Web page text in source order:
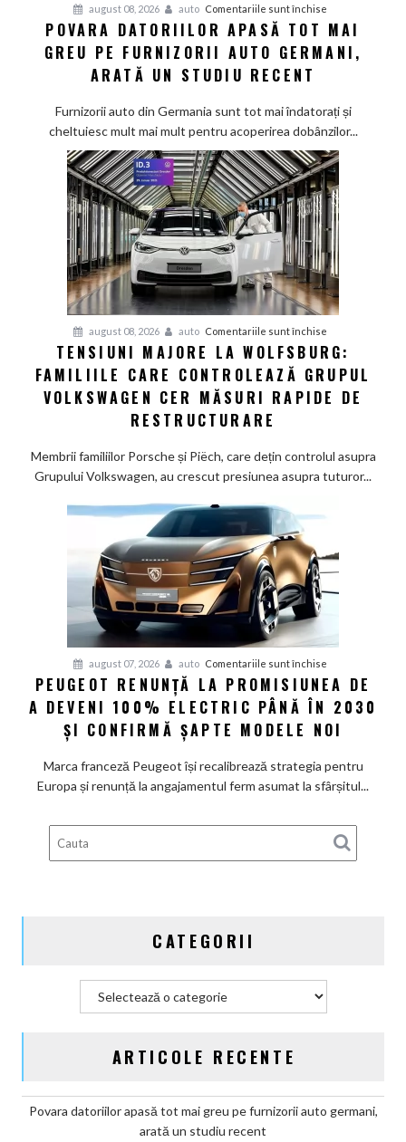
august 08, 2026 auto Comentariile sunt închise
Povara
datoriilor
mai
greu
furnizorii
auto
germani,
arată
un
studiu
recent
POVARA DATORIILOR APASĂ TOT MAI
GREU PE FURNIZORII AUTO GERMANI,
ARATĂ UN STUDIU RECENT
Furnizorii auto din Germania sunt tot mai îndatorați și
cheltuiesc mult mai mult pentru acoperirea dobânzilor...
august 08, 2026 auto Comentariile sunt închise
Tensiuni
majore
la
care
măsuri
rapide
de
TENSIUNI MAJORE LA WOLFSBURG:
FAMILIILE CARE CONTROLEAZĂ GRUPUL
VOLKSWAGEN CER MĂSURI RAPIDE DE
RESTRUCTURARE
Membrii familiilor Porsche și Piëch, care dețin controlul asupra
Grupului Volkswagen, au crescut presiunea asupra tuturor...
august 07, 2026 auto Comentariile sunt închise
Peugeot
renunță
la
de
a
electric
până
modele
PEUGEOT RENUNȚĂ LA PROMISIUNEA DE
A DEVENI 100% ELECTRIC PÂNĂ ÎN 2030
ȘI CONFIRMĂ ȘAPTE MODELE NOI
Marca franceză Peugeot își recalibrează strategia pentru
Europa și renunță la angajamentul ferm asumat la sfârșitul...
CATEGORII
ARTICOLE RECENTE
Povara datoriilor apasă tot mai greu pe furnizorii auto germani,
arată un studiu recent